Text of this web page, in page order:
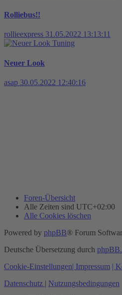
Rolliebus!!
rollieexpress 31.05.2022 13:13:11
Tuning
Neuer Look
asap 30.05.2022 12:40:16
Foren-Übersicht
Alle Zeiten sind UTC+02:00
Alle Cookies löschen
Powered by phpBB® Forum
Deutsche Übersetzung durch
Cookie-Einstellungen| Impressum |
Datenschutz | Nutzungsbedingungen